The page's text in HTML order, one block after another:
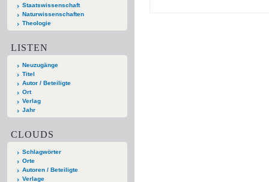
Staatswissenschaft
Naturwissenschaften
Theologie
LISTEN
Neuzugänge
Titel
Autor / Beteiligte
Ort
Verlag
Jahr
CLOUDS
Schlagwörter
Orte
Autoren / Beteiligte
Verlage